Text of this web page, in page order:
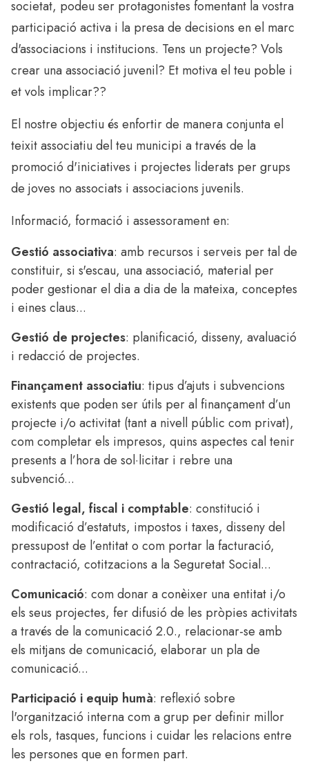
societat, podeu ser protagonistes fomentant la vostra
participació activa i la presa de decisions en el marc
d'associacions i institucions. Tens un projecte? Vols
crear una associació juvenil? Et motiva el teu poble i
et vols implicar??
El nostre objectiu és enfortir de manera conjunta el
teixit associatiu del teu municipi a través de la
promoció d'iniciatives i projectes liderats per grups
de joves no associats i associacions juvenils.
Informació, formació i assessorament en:
Gestió associativa: amb recursos i serveis per tal de
constituir, si s'escau, una associació, material per
poder gestionar el dia a dia de la mateixa, conceptes
i eines claus...
Gestió de projectes: planificació, disseny, avaluació
i redacció de projectes.
Finançament associatiu: tipus d’ajuts i subvencions
existents que poden ser útils per al finançament d’un
projecte i/o activitat (tant a nivell públic com privat),
com completar els impresos, quins aspectes cal tenir
presents a l’hora de sol·licitar i rebre una
subvenció...
Gestió legal, fiscal i comptable: constitució i
modificació d’estatuts, impostos i taxes, disseny del
pressupost de l’entitat o com portar la facturació,
contractació, cotitzacions a la Seguretat Social...
Comunicació: com donar a conèixer una entitat i/o
els seus projectes, fer difusió de les pròpies activitats
a través de la comunicació 2.0., relacionar-se amb
els mitjans de comunicació, elaborar un pla de
comunicació...
Participació i equip humà: reflexió sobre
l'organització interna com a grup per definir millor
els rols, tasques, funcions i cuidar les relacions entre
les persones que en formen part.